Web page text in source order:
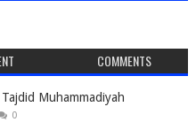
COMMENTS
Muhammadiyah
0